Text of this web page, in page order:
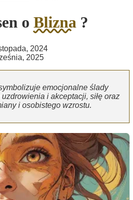
o Blizna ?
2024
2025
emocjonalne ślady
i akceptacji, siłę oraz
i osobistego wzrostu.